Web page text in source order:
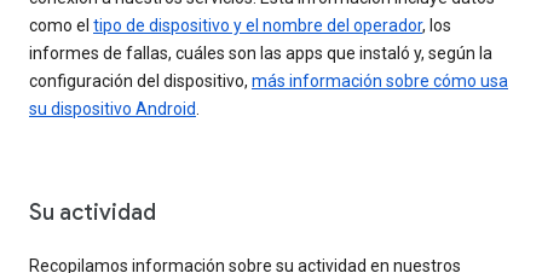
como el tipo de dispositivo y el nombre del operador, los
informes de fallas, cuáles son las apps que instaló y, según la
configuración del dispositivo, más información sobre cómo usa
su dispositivo Android.
Su actividad
Recopilamos información sobre su actividad en nuestros